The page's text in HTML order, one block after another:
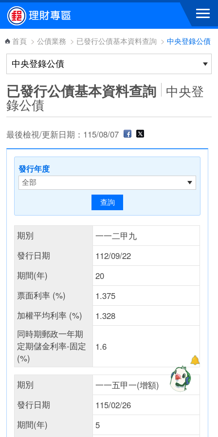
跳到主要內容區塊
首頁 > 公債業務 > 已發行公債基本資料查詢 > 中央登錄公債
已發行公債基本資料查詢 中央登
錄公債
最後檢視/更新日期：115/08/07
發行年度
期別
一一二甲九
發行日期
112/09/22
期間(年)
20
票面利率 (%)
1.375
加權平均利率 (%)
1.328
同時期郵政一年期
定期儲金利率-固定
(%)
1.6
期別
一一五甲一(增額)
發行日期
115/02/26
期間(年)
5